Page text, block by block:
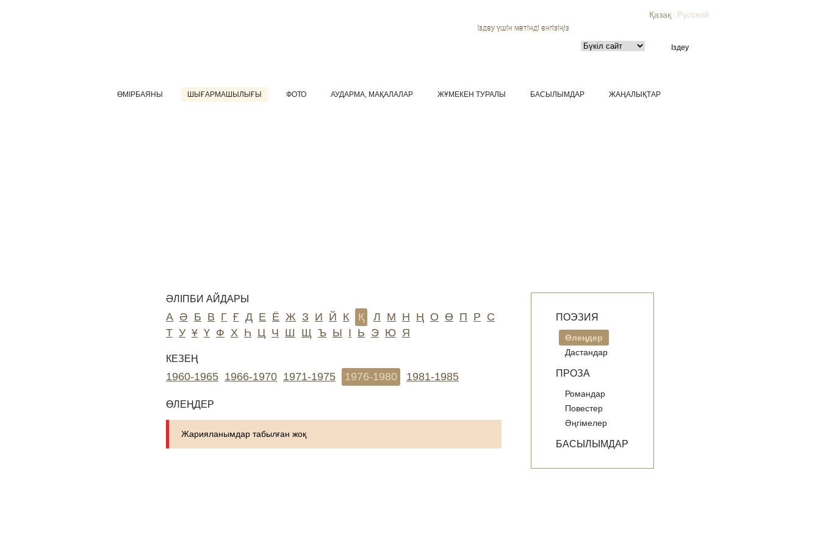
Қазақ Русский
Іздеу үшін мәтінді енгізіңіз
ӨМІРБАЯНЫ ШЫҒАРМАШЫЛЫҒЫ ФОТО АУДАРМА, МАҚАЛАЛАР ЖҰМЕКЕН ТУРАЛЫ БАСЫЛЫМДАР ЖАҢАЛЫҚТАР
ПОЭЗИЯ
Өлеңдер
Дастандар
ПРОЗА
Романдар
Повестер
Әңгімелер
БАСЫЛЫМДАР
ӘЛІПБИ АЙДАРЫ
А Ә Б В Г Ғ Д Е Ё Ж З И Й К Қ Л М Н Ң О Ө П Р С
Т У Ұ Ү Ф Х Һ Ц Ч Ш Щ Ъ Ы І Ь Э Ю Я
КЕЗЕҢ
1960-1965 1966-1970 1971-1975 1976-1980 1981-1985
ӨЛЕҢДЕР
Жарияланымдар табылған жоқ